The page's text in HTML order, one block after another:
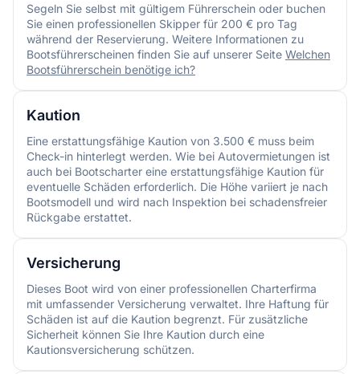
Segeln Sie selbst mit gültigem Führerschein oder buchen
Sie einen professionellen Skipper für 200 € pro Tag
während der Reservierung. Weitere Informationen zu
Bootsführerscheinen finden Sie auf unserer Seite Welchen
Bootsführerschein benötige ich?
Kaution
Eine erstattungsfähige Kaution von 3.500 € muss beim
Check-in hinterlegt werden. Wie bei Autovermietungen ist
auch bei Bootscharter eine erstattungsfähige Kaution für
eventuelle Schäden erforderlich. Die Höhe variiert je nach
Bootsmodell und wird nach Inspektion bei schadensfreier
Rückgabe erstattet.
Versicherung
Dieses Boot wird von einer professionellen Charterfirma
mit umfassender Versicherung verwaltet. Ihre Haftung für
Schäden ist auf die Kaution begrenzt. Für zusätzliche
Sicherheit können Sie Ihre Kaution durch eine
Kautionsversicherung schützen.